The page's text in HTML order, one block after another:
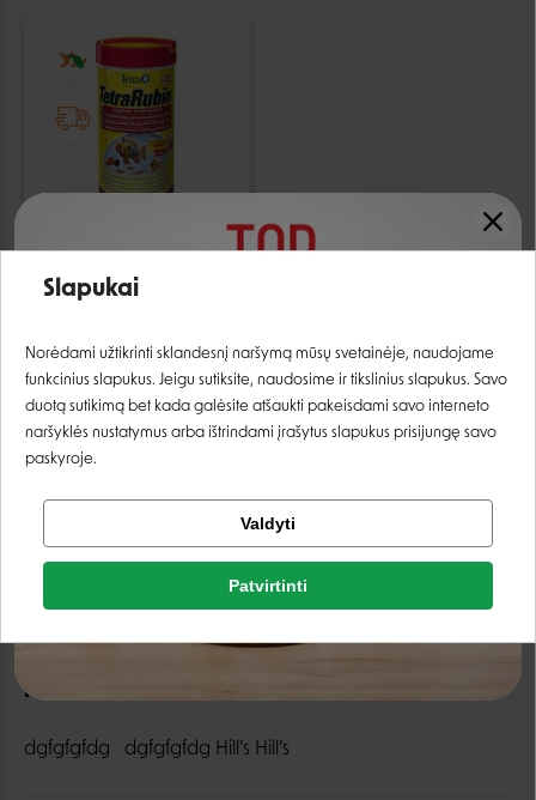
Tetra Rubin Flakes
dekoratyvinių žuvų
3,99 €
hills Hill’s Hill’s
dgfgfgfdg dgfgfgfdg Hill’s Hill’s
Registruotis
Facebook
Slapukai
Norėdami užtikrinti sklandesnį naršymą mūsų svetainėje, naudojame
funkcinius slapukus. Jeigu sutiksite, naudosime ir tikslinius slapukus. Savo
duotą sutikimą bet kada galėsite atšaukti pakeisdami savo interneto
naršyklės nustatymus arba ištrindami įrašytus slapukus prisijungę savo
paskyroje.
Valdyti
Patvirtinti